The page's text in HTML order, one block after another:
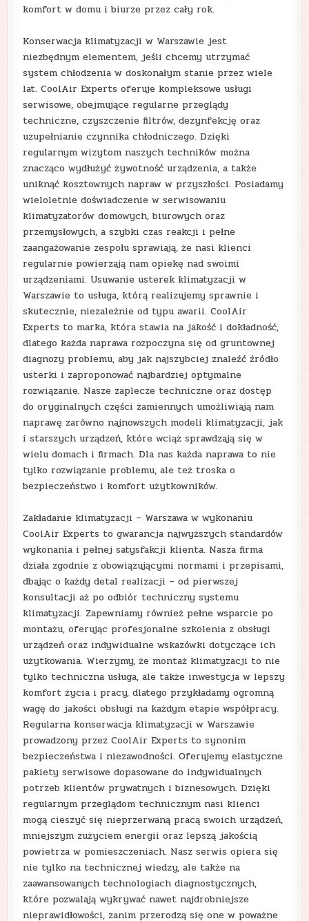
komfort w domu i biurze przez cały rok.
Konserwacja klimatyzacji w Warszawie jest
niezbędnym elementem, jeśli chcemy utrzymać
system chłodzenia w doskonałym stanie przez wiele
lat. CoolAir Experts oferuje kompleksowe usługi
serwisowe, obejmujące regularne przeglądy
techniczne, czyszczenie filtrów, dezynfekcję oraz
uzupełnianie czynnika chłodniczego. Dzięki
regularnym wizytom naszych techników można
znacząco wydłużyć żywotność urządzenia, a także
uniknąć kosztownych napraw w przyszłości. Posiadamy
wieloletnie doświadczenie w serwisowaniu
klimatyzatorów domowych, biurowych oraz
przemysłowych, a szybki czas reakcji i pełne
zaangażowanie zespołu sprawiają, że nasi klienci
regularnie powierzają nam opiekę nad swoimi
urządzeniami. Usuwanie usterek klimatyzacji w
Warszawie to usługa, którą realizujemy sprawnie i
skutecznie, niezależnie od typu awarii. CoolAir
Experts to marka, która stawia na jakość i dokładność,
dlatego każda naprawa rozpoczyna się od gruntownej
diagnozy problemu, aby jak najszybciej znaleźć źródło
usterki i zaproponować najbardziej optymalne
rozwiązanie. Nasze zaplecze techniczne oraz dostęp
do oryginalnych części zamiennych umożliwiają nam
naprawę zarówno najnowszych modeli klimatyzacji, jak
i starszych urządzeń, które wciąż sprawdzają się w
wielu domach i firmach. Dla nas każda naprawa to nie
tylko rozwiązanie problemu, ale też troska o
bezpieczeństwo i komfort użytkowników.
Zakładanie klimatyzacji – Warszawa w wykonaniu
CoolAir Experts to gwarancja najwyższych standardów
wykonania i pełnej satysfakcji klienta. Nasza firma
działa zgodnie z obowiązującymi normami i przepisami,
dbając o każdy detal realizacji – od pierwszej
konsultacji aż po odbiór techniczny systemu
klimatyzacji. Zapewniamy również pełne wsparcie po
montażu, oferując profesjonalne szkolenia z obsługi
urządzeń oraz indywidualne wskazówki dotyczące ich
użytkowania. Wierzymy, że montaż klimatyzacji to nie
tylko techniczna usługa, ale także inwestycja w lepszy
komfort życia i pracy, dlatego przykładamy ogromną
wagę do jakości obsługi na każdym etapie współpracy.
Regularna konserwacja klimatyzacji w Warszawie
prowadzony przez CoolAir Experts to synonim
bezpieczeństwa i niezawodności. Oferujemy elastyczne
pakiety serwisowe dopasowane do indywidualnych
potrzeb klientów prywatnych i biznesowych. Dzięki
regularnym przeglądom technicznym nasi klienci
mogą cieszyć się nieprzerwaną pracą swoich urządzeń,
mniejszym zużyciem energii oraz lepszą jakością
powietrza w pomieszczeniach. Nasz serwis opiera się
nie tylko na technicznej wiedzy, ale także na
zaawansowanych technologiach diagnostycznych,
które pozwalają wykrywać nawet najdrobniejsze
nieprawidłowości, zanim przerodzą się one w poważne